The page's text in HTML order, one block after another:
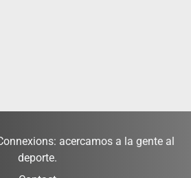
acercamos a la gente al
deporte.